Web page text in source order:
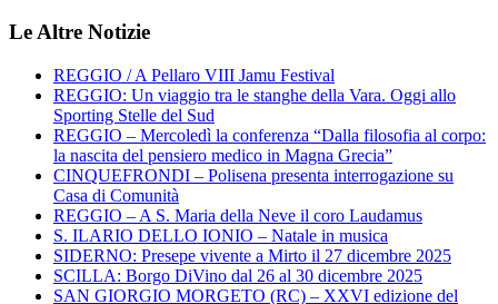
Le Altre Notizie
REGGIO / A Pellaro VIII Jamu Festival
REGGIO: Un viaggio tra le stanghe della Vara. Oggi allo
Sporting Stelle del Sud
REGGIO – Mercoledì la conferenza “Dalla filosofia al corpo:
la nascita del pensiero medico in Magna Grecia”
CINQUEFRONDI – Polisena presenta interrogazione su
Casa di Comunità
REGGIO – A S. Maria della Neve il coro Laudamus
S. ILARIO DELLO IONIO – Natale in musica
SIDERNO: Presepe vivente a Mirto il 27 dicembre 2025
SCILLA: Borgo DiVino dal 26 al 30 dicembre 2025
SAN GIORGIO MORGETO (RC) – XXVI edizione del